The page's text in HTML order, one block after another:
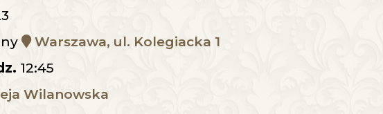
Warszawa, ul. Kolegiacka 1
12:45
Wilanowska